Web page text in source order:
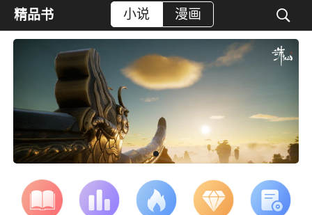
精品书 小说 漫画 